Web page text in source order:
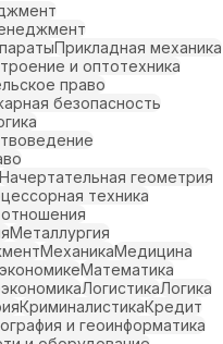
Прикладная механика
и оптотехника
право
безопасность
Начертательная геометрия
техника
Металлургия
МеханикаМедицина
Математика
ЛогистикаЛогика
КриминалистикаКредит
и геоинформатика